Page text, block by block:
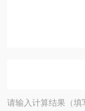
请输入计算结果（填